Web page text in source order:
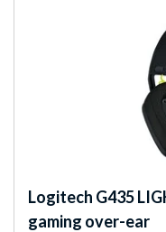
Logitech G435
gaming over-ear